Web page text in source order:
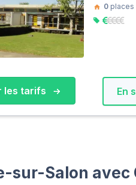
0 places
les tarifs En
sur-Salon avec